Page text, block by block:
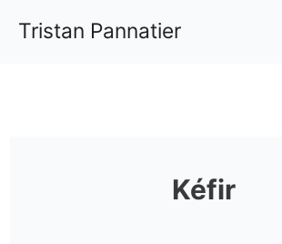
Tristan Pannatier
Kéfir